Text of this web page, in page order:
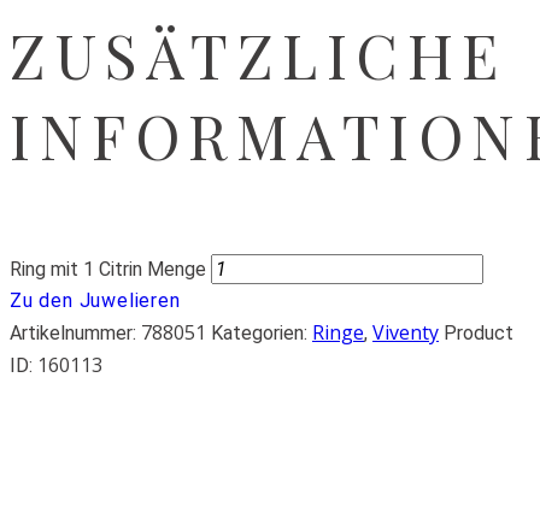
ZUSÄTZLICHE
Ring mit 1 Citrin Menge
Zu den Juwelieren
Artikelnummer: 788051 Kategorien: Ringe, Viventy Product
ID: 160113